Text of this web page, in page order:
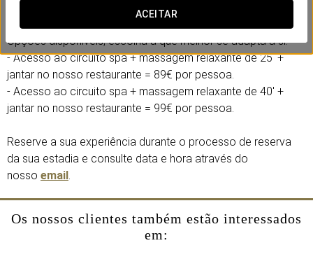
ACEITAR
recarregar energias e desfrutar do melhor ambiente.
Opções disponíveis, escolha a que melhor se adapta a si:
- Acesso ao circuito spa + massagem relaxante de 25' +
jantar no nosso restaurante = 89€ por pessoa.
- Acesso ao circuito spa + massagem relaxante de 40' +
jantar no nosso restaurante = 99€ por pessoa.
Reserve a sua experiência durante o processo de reserva
da sua estadia e consulte data e hora através do
nosso email.
Os nossos clientes também estão interessados
em: